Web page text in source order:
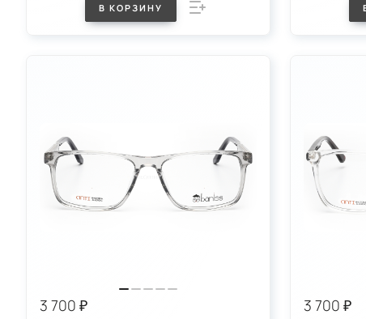
В КОРЗИНУ
3 700 ₽ 3 700 ₽